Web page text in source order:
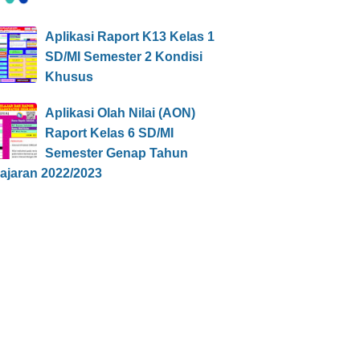
Aplikasi Raport K13 Kelas 1
SD/MI Semester 2 Kondisi
Khusus
Aplikasi Olah Nilai (AON)
Raport Kelas 6 SD/MI
Semester Genap Tahun
2022/2023